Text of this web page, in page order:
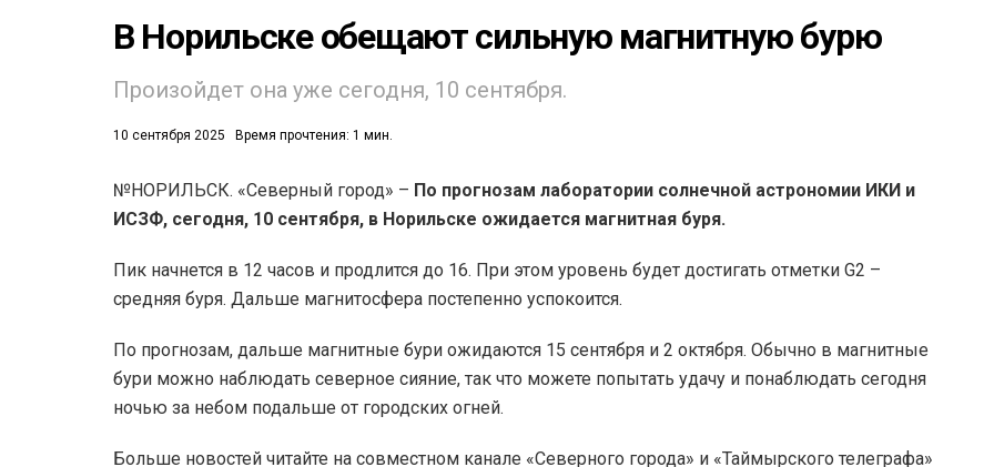
В Норильске обещают сильную магнитную бурю
Произойдет она уже сегодня, 10 сентября.
10 сентября 2025 Время прочтения: 1 мин.
№НОРИЛЬСК. «Северный город» – По прогнозам лаборатории солнечной астрономии ИКИ и
ИСЗФ, сегодня, 10 сентября, в Норильске ожидается магнитная буря.
Пик начнется в 12 часов и продлится до 16. При этом уровень будет достигать отметки G2 –
средняя буря. Дальше магнитосфера постепенно успокоится.
По прогнозам, дальше магнитные бури ожидаются 15 сентября и 2 октября. Обычно в магнитные
бури можно наблюдать северное сияние, так что можете попытать удачу и понаблюдать сегодня
ночью за небом подальше от городских огней.
Больше новостей читайте на совместном канале «Северного города» и «Таймырского телеграфа»